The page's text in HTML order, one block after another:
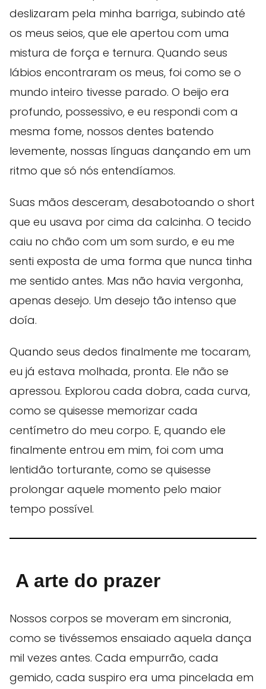
deslizaram pela minha barriga, subindo até
os meus seios, que ele apertou com uma
mistura de força e ternura. Quando seus
lábios encontraram os meus, foi como se o
mundo inteiro tivesse parado. O beijo era
profundo, possessivo, e eu respondi com a
mesma fome, nossos dentes batendo
levemente, nossas línguas dançando em um
ritmo que só nós entendíamos.
Suas mãos desceram, desabotoando o short
que eu usava por cima da calcinha. O tecido
caiu no chão com um som surdo, e eu me
senti exposta de uma forma que nunca tinha
me sentido antes. Mas não havia vergonha,
apenas desejo. Um desejo tão intenso que
doía.
Quando seus dedos finalmente me tocaram,
eu já estava molhada, pronta. Ele não se
apressou. Explorou cada dobra, cada curva,
como se quisesse memorizar cada
centímetro do meu corpo. E, quando ele
finalmente entrou em mim, foi com uma
lentidão torturante, como se quisesse
prolongar aquele momento pelo maior
tempo possível.
A arte do prazer
Nossos corpos se moveram em sincronia,
como se tivéssemos ensaiado aquela dança
mil vezes antes. Cada empurrão, cada
gemido, cada suspiro era uma pincelada em